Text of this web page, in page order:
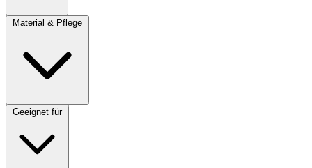
Material & Pflege
Geeignet für